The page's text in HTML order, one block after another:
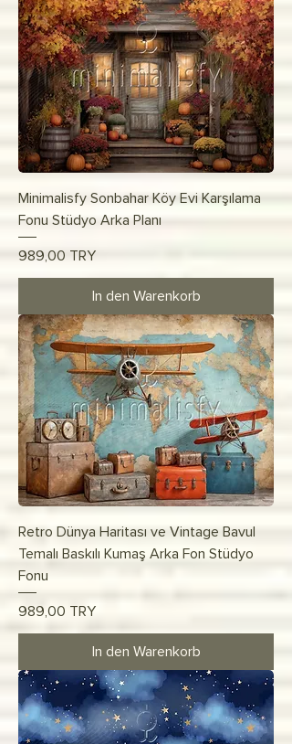
Minimalisfy Sonbahar Köy Evi Karşılama
Fonu Stüdyo Arka Planı
Preis
989,00 TRY
In den Warenkorb
Retro Dünya Haritası ve Vintage Bavul
Temalı Baskılı Kumaş Arka Fon Stüdyo
Fonu
Preis
989,00 TRY
In den Warenkorb